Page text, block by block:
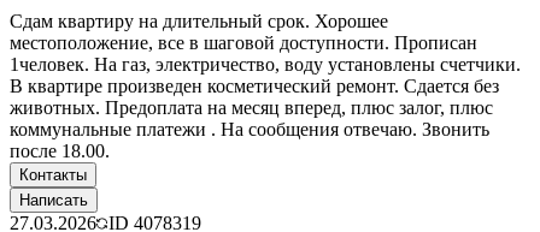
Сдам квартиру на длительный срок. Хорошее
местоположение, все в шаговой доступности. Прописан
1человек. На газ, электричество, воду установлены счетчики.
В квартире произведен косметический ремонт. Сдается без
животных. Предоплата на месяц вперед, плюс залог, плюс
коммунальные платежи . На сообщения отвечаю. Звонить
после 18.00.
Контакты
Написать
27.03.2026 ID 4078319